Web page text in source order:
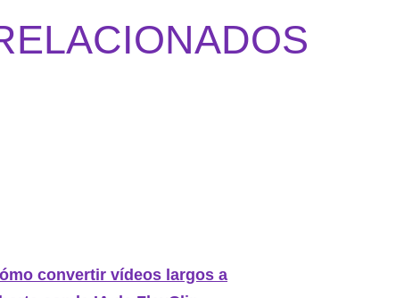
convertir vídeos largos a